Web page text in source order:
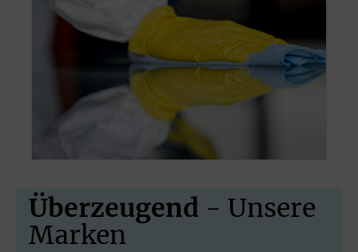
Überzeugend - Unsere
Marken